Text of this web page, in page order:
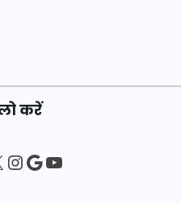
करें
Instagram
Google
YouTube